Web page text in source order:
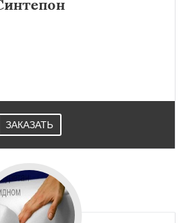
ЗАКАЗАТЬ